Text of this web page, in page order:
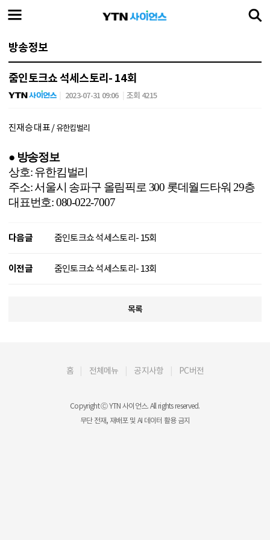
방송정보
줌인토크쇼 석세스토리- 14회
2023-07-31 09:06 조회 4215
진재승 대표 /유한킴벌리
● 방송정보
상호:유한킴벌리
주소:서울시 송파구 올림픽로 300 롯데월드타워 29층
대표번호: 080-022-7007
다음글 줌인토크쇼 석세스토리- 15회
이전글 줌인토크쇼 석세스토리- 13회
목록
홈 전체메뉴 공지사항 PC버전
Copyright Ⓒ YTN 사이언스. All rights reserved.
무단 전재, 재배포 및 AI 데이터 활용 금지